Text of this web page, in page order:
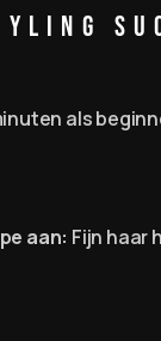
als
aan: Fijn haar